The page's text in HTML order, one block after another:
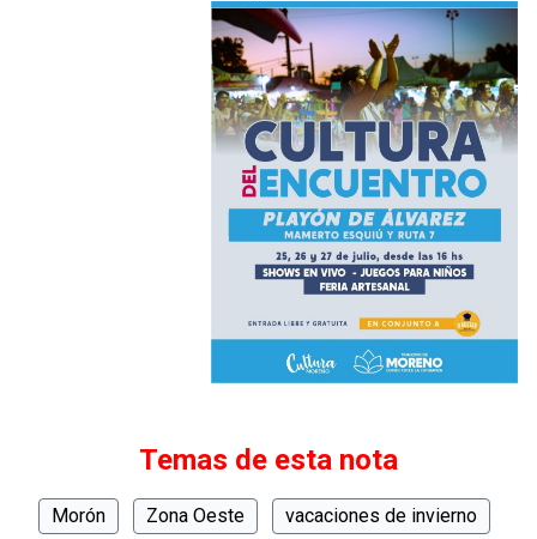
Temas de esta nota
Morón Zona Oeste vacaciones de invierno